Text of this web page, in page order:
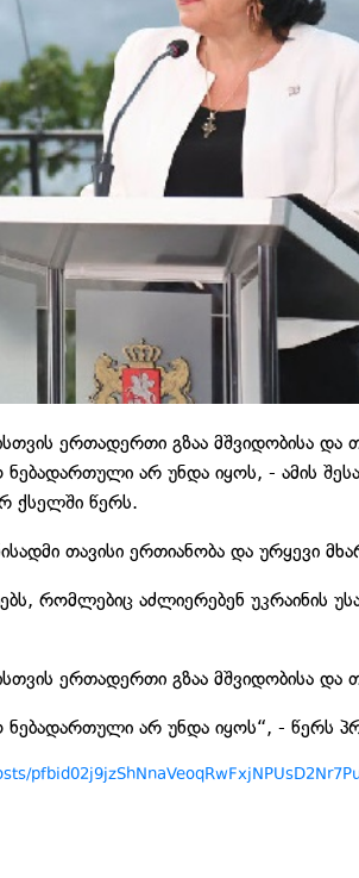
ერთადერთი გზაა მშვიდობისა და
ნებადართული არ უნდა იყოს, - ამის
ქსელში წერს.
თავისი ერთიანობა და ურყევი
რომლებიც აძლიერებენ უკრაინის
ერთადერთი გზაა მშვიდობისა და
ნებადართული არ უნდა იყოს“, - წერს